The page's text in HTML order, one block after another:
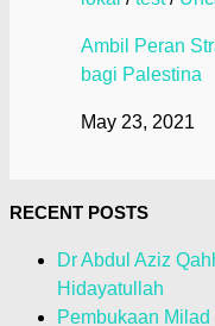
Ambil Peran
bagi Palestina
May 23, 2021
RECENT POSTS
Dr Abdul Aziz
Hidayatullah
Pembukaan